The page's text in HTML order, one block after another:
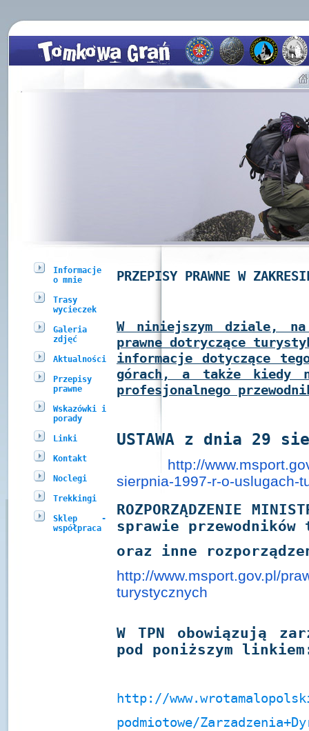
Informacje
o mnie
Trasy
wycieczek
Galeria
zdjęć
Aktualności
Przepisy
prawne
Wskazówki i
porady
Linki
Kontakt
Noclegi
Trekkingi
Sklep -
współpraca
PRZEPISY PRAWNE W
W niniejszym dziale, na
prawne dotryczące
informacje dotyczące
górach, a także kiedy
profesjonalnego
USTAWA z dnia 29
http://
sierpnia-1997-r-o-uslugach-
ROZPORZĄDZENIE
sprawie
oraz inne
http://www.msport.gov.pl/
turystycznych
W TPN obowiązują
pod poniższym
http://
podmiotowe/